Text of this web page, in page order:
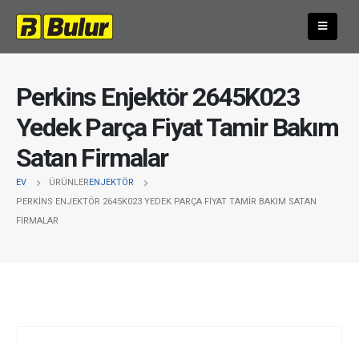
Perkins Enjektör 2645K023
Yedek Parça Fiyat Tamir Bakım
Satan Firmalar
EV ÜRÜNLERENJEKTÖR
PERKINS ENJEKTÖR 2645K023 YEDEK PARÇA FIYAT TAMIR BAKIM SATAN
FIRMALAR